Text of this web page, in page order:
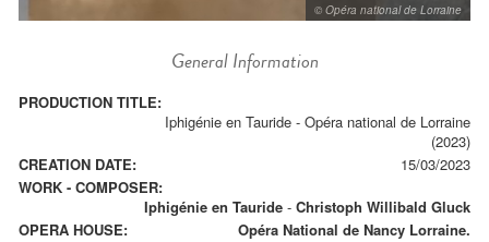
© Opéra national de Lorraine
General Information
PRODUCTION TITLE:
Iphigénie en Tauride - Opéra national de Lorraine
(2023)
CREATION DATE:
15/03/2023
WORK - COMPOSER:
Iphigénie en Tauride - Christoph Willibald Gluck
OPERA HOUSE:
Opéra National de Nancy Lorraine.